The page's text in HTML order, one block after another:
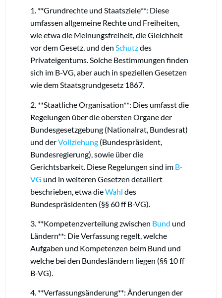
1. **Grundrechte und Staatsziele**: Diese
umfassen allgemeine Rechte und Freiheiten,
wie etwa die Meinungsfreiheit, die Gleichheit
vor dem Gesetz, und den Schutzdes
Privateigentums. Solche Bestimmungen finden
sich im B-VG, aber auch in speziellen Gesetzen
wie dem Staatsgrundgesetz 1867.
2. **Staatliche Organisation**: Dies umfasst die
Regelungen über die obersten Organe der
Bundesgesetzgebung (Nationalrat, Bundesrat)
und derVollziehung (Bundespräsident,
Bundesregierung), sowie über die
Gerichtsbarkeit. Diese Regelungen sind im B-
VG und in weiteren Gesetzen detailiert
beschrieben, etwa dieWahl des
Bundespräsidenten (§§ 60 ff B-VG).
3. **Kompetenzverteilung zwischen Bund und
Ländern**: Die Verfassung regelt, welche
Aufgaben und Kompetenzen beim Bund und
welche bei den Bundesländern liegen (§§ 10 ff
B-VG).
4. **Verfassungsänderung**: Änderungen der